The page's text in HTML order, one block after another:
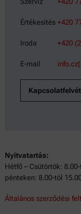
Értékesítés +420
Iroda +420
E-mail
Nyitvatartás:
Hétfő – Csütörtök:
pénteken: 8.00-tól
Általános szerződési